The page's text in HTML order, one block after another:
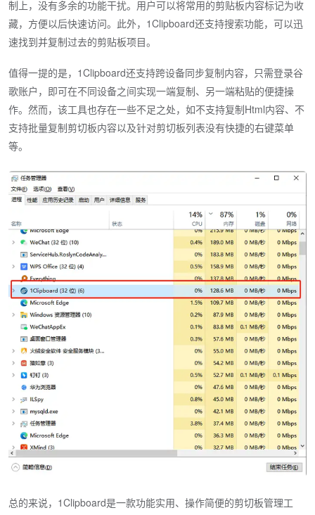
制上，没有多余的功能干扰。用户可以将常用的剪贴板内容标记为收
藏，方便以后快速访问。此外，1Clipboard还支持搜索功能，可以迅
速找到并复制过去的剪贴板项目。
值得一提的是，1Clipboard还支持跨设备同步复制内容，只需登录谷
歌账户，即可在不同设备之间实现一端复制、另一端粘贴的便捷操
作。然而，该工具也存在一些不足之处，如不支持复制Html内容、不
支持批量复制剪切板内容以及针对剪切板列表没有快捷的右键菜单
等。
总的来说，1Clipboard是一款功能实用、操作简便的剪切板管理工